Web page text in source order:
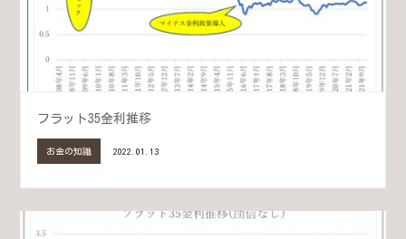
フラット35金利推移
お金の知識 2022.01.13